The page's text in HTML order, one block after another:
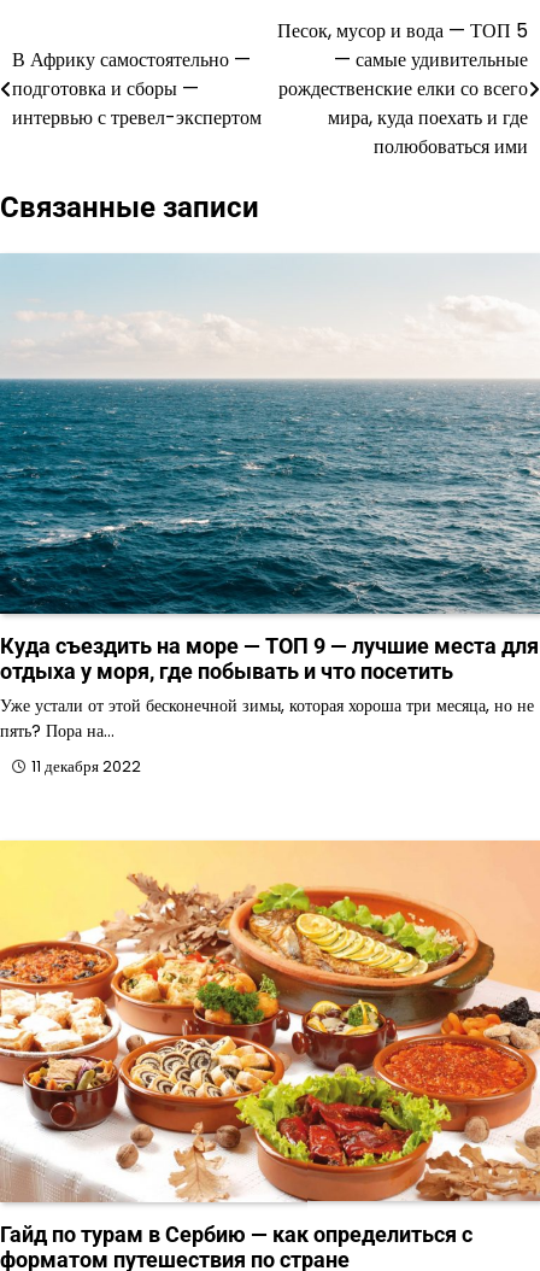
по
записям
В Африку самостоятельно —
подготовка и сборы —
интервью с тревел-экспертом
Песок, мусор и вода — ТОП 5
— самые удивительные
рождественские елки со всего
мира, куда поехать и где
полюбоваться ими
Связанные записи
Куда съездить на море — ТОП 9 — лучшие места для
отдыха у моря, где побывать и что посетить
Уже устали от этой бесконечной зимы, которая хороша три месяца, но не
пять? Пора на…
11 декабря 2022
Гайд по турам в Сербию — как определиться с
форматом путешествия по стране